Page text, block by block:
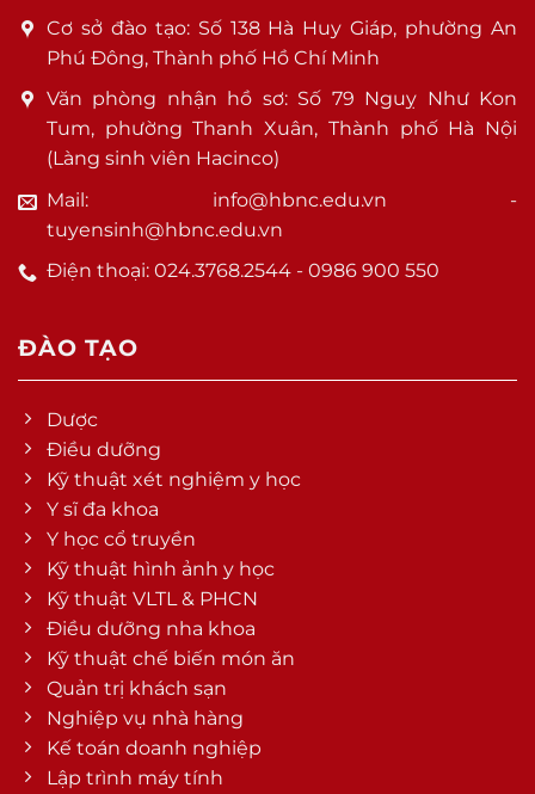
Cơ sở đào tạo: Số 138 Hà Huy Giáp, phường An
Phú Đông, Thành phố Hồ Chí Minh
Văn phòng nhận hồ sơ: Số 79 Nguỵ Như Kon
Tum, phường Thanh Xuân, Thành phố Hà Nội
(Làng sinh viên Hacinco)
Mail: info@hbnc.edu.vn -
tuyensinh@hbnc.edu.vn
Điện thoại: 024.3768.2544 - 0986 900 550
ĐÀO TẠO
Dược
Điều dưỡng
Kỹ thuật xét nghiệm y học
Y sĩ đa khoa
Y học cổ truyền
Kỹ thuật hình ảnh y học
Kỹ thuật VLTL & PHCN
Điều dưỡng nha khoa
Kỹ thuật chế biến món ăn
Quản trị khách sạn
Nghiệp vụ nhà hàng
Kế toán doanh nghiệp
Lập trình máy tính